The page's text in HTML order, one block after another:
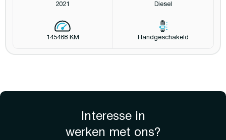
2021 Diesel
145468 KM Handgeschakeld
Interesse in
werken met ons?